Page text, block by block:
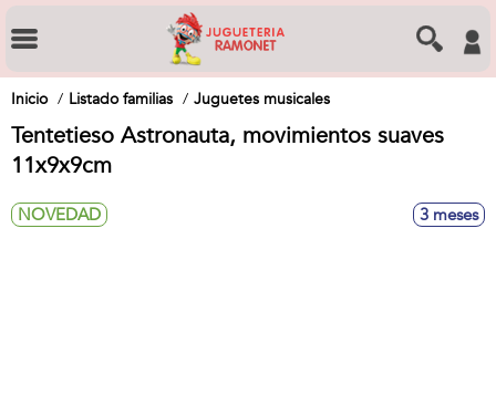
Inicio Listado familias Juguetes musicales
Tentetieso Astronauta, movimientos suaves
11x9x9cm
NOVEDAD 3 meses